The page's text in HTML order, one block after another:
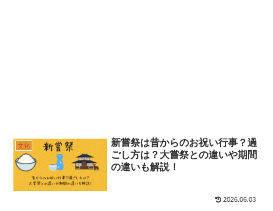
文化
新嘗祭は昔からのお祝い行事？過
ごし方は？大嘗祭との違いや期間
の違いも解説！
2026.06.03